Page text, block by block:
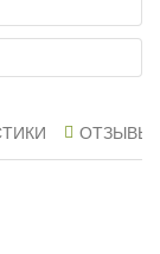
ОТЗЫВЫ